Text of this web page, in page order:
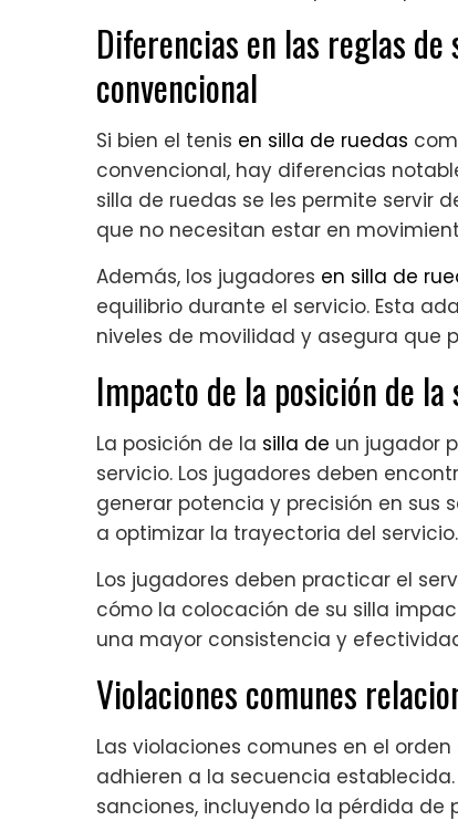
Diferencias en las reglas
convencional
Si bien el tenis en silla de ruedas
convencional, hay diferencias
silla de ruedas se les permite servir
que no necesitan estar en
Además, los jugadores en silla de
equilibrio durante el servicio. Esta
niveles de movilidad y asegura que
Impacto de la posición de
La posición de la silla de un jugador
servicio. Los jugadores deben
generar potencia y precisión en sus
a optimizar la trayectoria del servicio.
Los jugadores deben practicar el
cómo la colocación de su silla
una mayor consistencia y
Violaciones comunes
Las violaciones comunes en el
adhieren a la secuencia
sanciones, incluyendo la pérdida de